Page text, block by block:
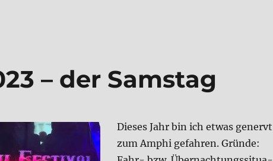
– der Sams­tag
Die­ses Jahr bin ich etwas genervt
zum Amphi gefah­ren. Grün­de: